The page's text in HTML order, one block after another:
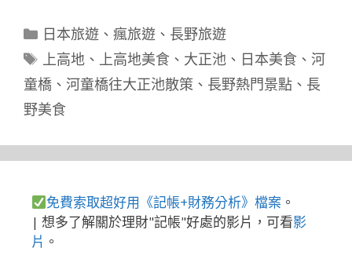
分
類
日本旅遊、 瘋旅遊、 長野旅遊
標
籤
上高地、 上高地美食、 大正池、 日本美食、 河
童橋 、 河童橋往大正池散策 、 長野熱門景點 、 長
野美食
免費索取超好用《記帳+財務分析》檔案 。
| 想多了解關於理財"記帳"好處的影片，可看影
片 。